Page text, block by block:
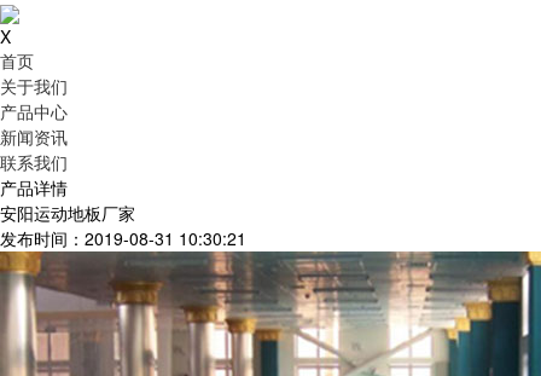
X
首页
关于我们
产品中心
新闻资讯
联系我们
产品详情
安阳运动地板厂家
发布时间：2019-08-31 10:30:21